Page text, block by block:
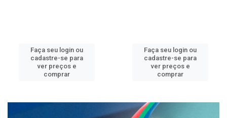
Faça seu login ou
cadastre-se para
ver preços e
comprar
Faça seu login ou
cadastre-se para
ver preços e
comprar